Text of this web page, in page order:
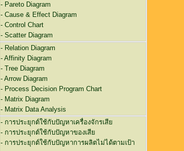
- Pareto Diagram
- Cause & Effect Diagram
- Control Chart
- Scatter Diagram
- Relation Diagram
- Affinity Diagram
- Tree Diagram
- Arrow Diagram
- Process Decision Program Chart
- Matrix Diagram
- Matrix Data Analysis
- การประยุกต์ใช้กับปัญหาเครื่องจักรเสีย
- การประยุกต์ใช้กับปัญหาของเสีย
- การประยุกต์ใช้กับปัญหาการผลิตไม่ได้ตามเป้า